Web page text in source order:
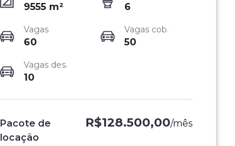
9555m² 6
Vagas
60
Vagas cob.
50
Vagas des.
10
Pacote de
locação
R$128.500,00/mês